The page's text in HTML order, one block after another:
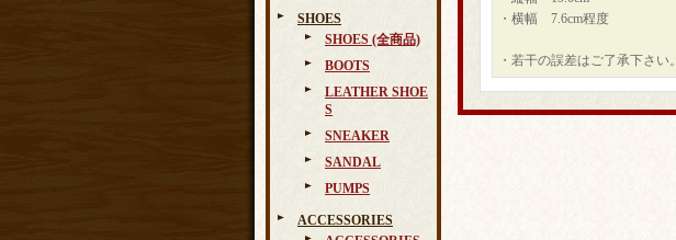
SHOES
SHOES (全商品)
BOOTS
LEATHER SHOE
S
SNEAKER
SANDAL
PUMPS
ACCESSORIES
・横幅 7.6cm程度
・若干の誤差はご了承下さい。